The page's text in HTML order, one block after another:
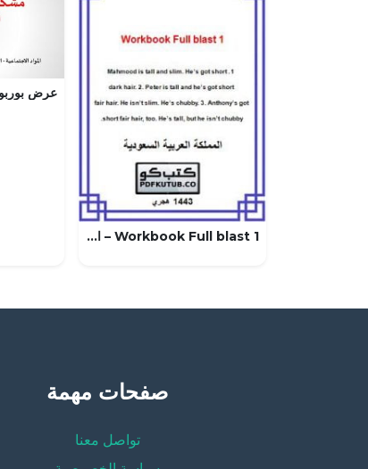
Workbook Full blast 1 – المنهاج السعودي
صفحات مهمة
تواصل معنا